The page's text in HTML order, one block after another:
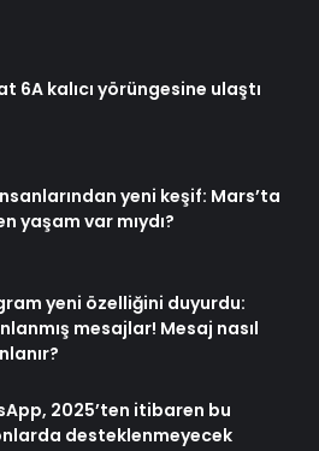
6A kalıcı yörüngesine ulaştı
yeni keşif: Mars’ta
yaşam var mıydı?
yeni özelliğini duyurdu:
mesajlar! Mesaj nasıl
2025’ten itibaren bu
desteklenmeyecek